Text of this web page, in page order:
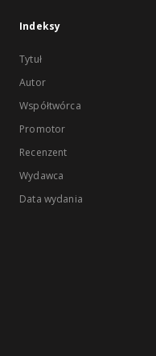
Indeksy
Tytuł
Autor
Współtwórca
Promotor
Recenzent
Wydawca
Data wydania